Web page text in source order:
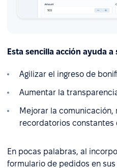
Esta sencilla acción ayuda a
Agilizar el ingreso de
Aumentar la
Mejorar la
recordatorios constantes
En pocas palabras, al
formulario de pedidos en